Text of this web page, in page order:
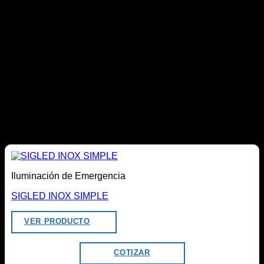
Iluminación de Emergencia
SIGLED INOX SIMPLE
VER PRODUCTO
COTIZAR